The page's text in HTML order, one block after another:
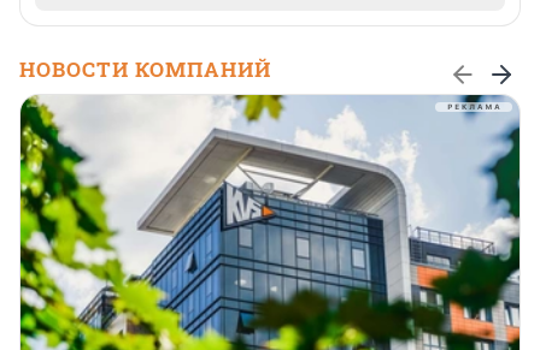
НОВОСТИ КОМПАНИЙ